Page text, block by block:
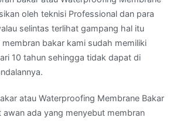
oleh teknisi Professional dan para
selintas terlihat gampang hal itu
bakar kami sudah memiliki
10 tahun sehingga tidak dapat di
atau Waterproofing Membrane Bakar
awan ada yang menyebut membran